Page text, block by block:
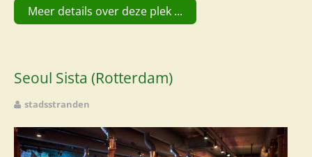
Meer details over deze plek ...
Seoul Sista (Rotterdam)
stadsstranden